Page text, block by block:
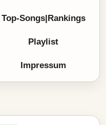
Top-Songs|Rankings
Playlist
Impressum